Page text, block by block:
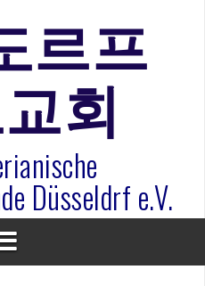
선화 권사
물기(요한복음 15:1-17) 손
목사
르프
회
Düsseldrf e.V.